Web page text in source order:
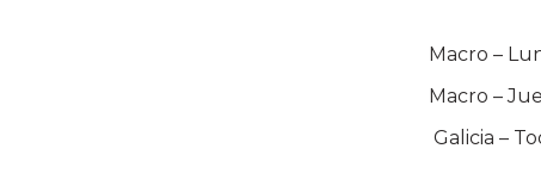
Macro –
Macro –
Galicia –